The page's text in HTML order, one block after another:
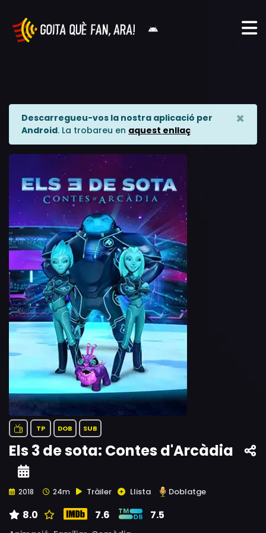
Descarregueu-vos la nostra aplicació per
Android. La trobareu en aquest enllaç
×
TP DOB SUB
Els 3 de sota: Contes d'Arcàdia
2018 24m Tràiler Llista Doblatge
8.0 7.6 7.5